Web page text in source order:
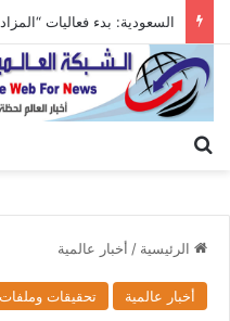
السعودية: بدء فعاليات “المزاد
الرئيسية / أخبار عالمية
أخبار عالمية تحقيقات وملفات